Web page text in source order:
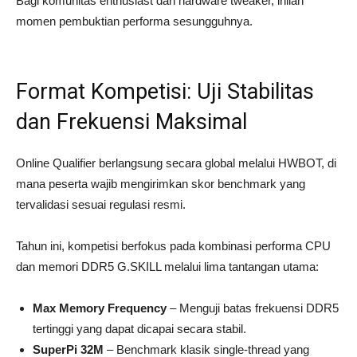
momen pembuktian performa sesungguhnya.
Format Kompetisi: Uji Stabilitas
dan Frekuensi Maksimal
Online Qualifier berlangsung secara global melalui HWBOT, di
mana peserta wajib mengirimkan skor benchmark yang
tervalidasi sesuai regulasi resmi.
Tahun ini, kompetisi berfokus pada kombinasi performa CPU
dan memori DDR5 G.SKILL melalui lima tantangan utama:
Max Memory Frequency – Menguji batas frekuensi DDR5
tertinggi yang dapat dicapai secara stabil.
SuperPi 32M – Benchmark klasik single-thread yang